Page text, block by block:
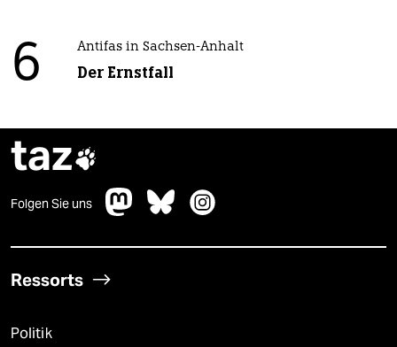
6 Antifas in Sachsen-Anhalt
Der Ernstfall
taz
Folgen Sie uns
Ressorts
Politik